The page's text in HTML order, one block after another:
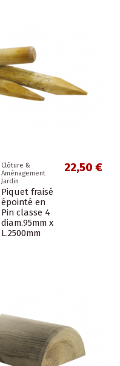
Clôture &
Aménagement
Jardin
Piquet fraisé
épointé en
Pin classe 4
diam.95mm x
L.2500mm
22,50 €